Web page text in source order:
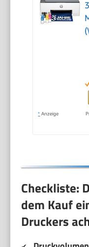
* Anzeige
Checkliste:
dem Kauf
Druckers